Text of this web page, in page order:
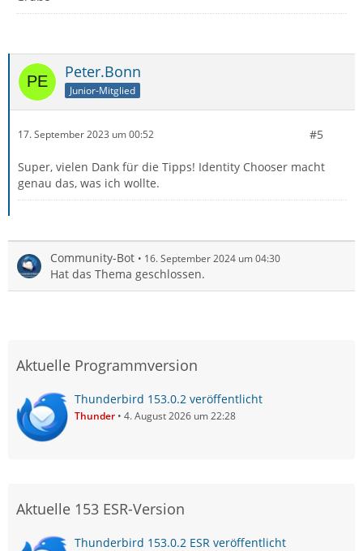
Peter.Bonn
Junior-Mitglied
17. September 2023 um 00:52 #5
Super, vielen Dank für die Tipps! Identity Chooser macht
genau das, was ich wollte.
Community-Bot 16. September 2024 um 04:30
Hat das Thema geschlossen.
Aktuelle Programmversion
Thunderbird 153.0.2 veröffentlicht
Thunder 4. August 2026 um 22:28
Aktuelle 153 ESR-Version
Thunderbird 153.0.2 ESR veröffentlicht